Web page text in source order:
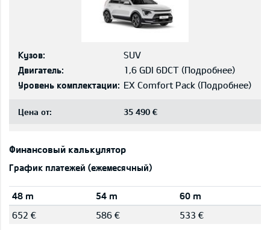
Кузов:
SUV
Двигатель:
1,6 GDI 6DCT (Подробнее)
Уровень комплектации: EX Comfort Pack (Подробнее)
Цена от: 35 490 €
Финансовый калькулятор
График платежей (ежемесячный)
48 m 54 m
60 m
652 €
586 € 533 €